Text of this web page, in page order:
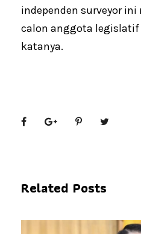
independen surveyor
calon anggota legislatif
katanya.
Related Posts